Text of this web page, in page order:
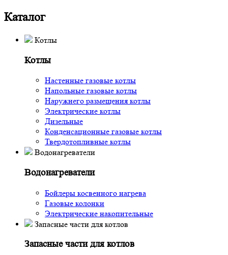
Каталог
Котлы
Котлы
Настенные газовые котлы
Напольные газовые котлы
Наружнего размещения котлы
Электрические котлы
Дизельные
Конденсационные газовые котлы
Твердотопливные котлы
Водонагреватели
Водонагреватели
Бойлеры косвенного нагрева
Газовые колонки
Электрические накопительные
Запасные части для котлов
Запасные части для котлов